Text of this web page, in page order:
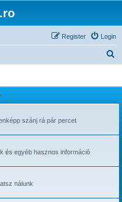
Login
Register
szánj rá pár percet
és egyéb hasznos információ
nálunk